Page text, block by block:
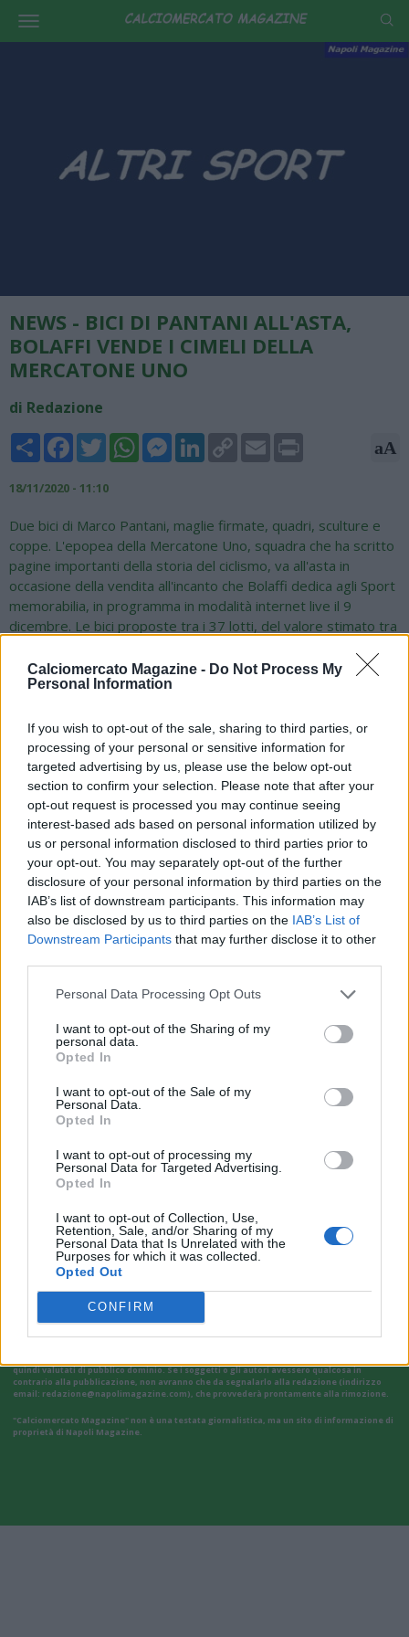
Calciomercato Magazine - Do Not Process My
Personal Information
If you wish to opt-out of the sale, sharing to third parties, or
processing of your personal or sensitive information for
targeted advertising by us, please use the below opt-out
section to confirm your selection. Please note that after your
opt-out request is processed you may continue seeing
interest-based ads based on personal information utilized by
us or personal information disclosed to third parties prior to
your opt-out. You may separately opt-out of the further
disclosure of your personal information by third parties on the
IAB’s list of downstream participants. This information may
also be disclosed by us to third parties on the IAB’s List of
Downstream Participants that may further disclose it to other
Personal Data Processing Opt Outs
I want to opt-out of the Sharing of my
personal data.
Opted In
I want to opt-out of the Sale of my
Personal Data.
Opted In
I want to opt-out of processing my
Personal Data for Targeted Advertising.
Opted In
I want to opt-out of Collection, Use,
Retention, Sale, and/or Sharing of my
Personal Data that Is Unrelated with the
Purposes for which it was collected.
Opted Out
CONFIRM
NEWS - BICI DI PANTANI ALL'ASTA,
BOLAFFI VENDE I CIMELI DELLA
MERCATONE UNO
di Redazione
Share FacebookTwitterWhatsAppMessengerLinkedInCopy
Link
Email aA
18/11/2020 - 11:10
Due bici di Marco Pantani, maglie firmate, quadri, sculture e
coppe. L'epopea della Mercatone Uno, squadra che ha scritto
pagine importanti della storia del ciclismo, va all'asta in
occasione della vendita all'incanto che Bolaffi dedica agli Sport
memorabilia, in programma in modalità internet live il 9
dicembre. Le bici proposte tra i 37 lotti, del valore stimato tra
telaio speciale in lega ultraleggera realizzato appositamente
per Pantani. La prima bici fu usata durante il Tour de France
vinse la tappa da Carpentras a Mont Ventoux del 13 luglio,
arrivando davanti a Lance Armstrong, e la Briançon-
Courchevel del 16 luglio, in cui rifilò quasi un minuto allo stesso
statunitense. La seconda, invece, fu usata per la prova su
strada delle Olimpiadi del 2000 disputate a Sydney. Nell'anno
in cui il Pirata avrebbe compiuto 50 anni, l'asta offre
l'opportunità di conquistare un pezzo di storia del ciclismo
italiano, dando a collezionisti e ammiratori delle sue imprese,
ma anche ad associazioni e potenziali mecenati, la possibilità
di mantenere viva la memoria del grande scalatore.
VAI ALLA VERSIONE CLASSICA
Il materiale (testo, foto e video) consultabile in questo portale è di nostra proprietà.
Alcune foto (screenshot) ed articoli presenti su "Calciomercato Magazine" sono in parte
quindi valutati di pubblico dominio. Se i soggetti o gli autori avessero qualcosa in
contrario alla pubblicazione, non avranno che da segnalarlo alla redazione (indirizzo
email: redazione@napolimagazine.com), che provvederà prontamente alla rimozione.
"Calciomercato Magazine" non è una testata giornalistica, ma un sito di informazione di
proprietà di Napoli Magazine.